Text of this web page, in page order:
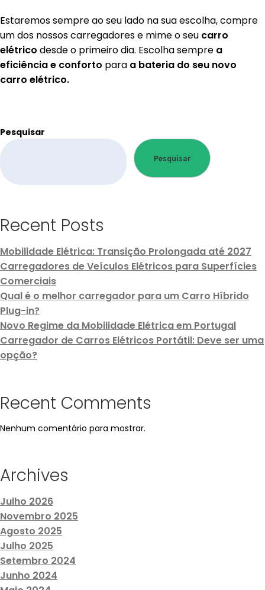
Estaremos sempre ao seu lado na sua escolha, compre
um dos nossos carregadores e mime o seu carro
elétrico desde o primeiro dia. Escolha sempre a
eficiência e conforto para a bateria do seu novo
carro elétrico.
Pesquisar
Pesquisar
Recent Posts
Mobilidade Elétrica: Transição Prolongada até 2027
Carregadores de Veículos Elétricos para Superfícies
Comerciais
Qual é o melhor carregador para um Carro Híbrido
Plug-in?
Novo Regime da Mobilidade Elétrica em Portugal
Carregador de Carros Elétricos Portátil: Deve ser uma
opção?
Recent Comments
Nenhum comentário para mostrar.
Archives
Julho 2026
Novembro 2025
Agosto 2025
Julho 2025
Setembro 2024
Junho 2024